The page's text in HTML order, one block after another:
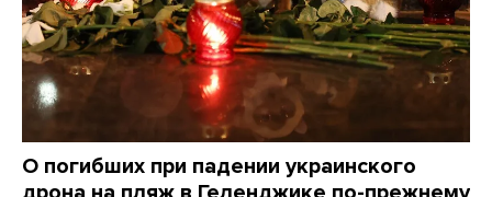
О погибших при падении украинского